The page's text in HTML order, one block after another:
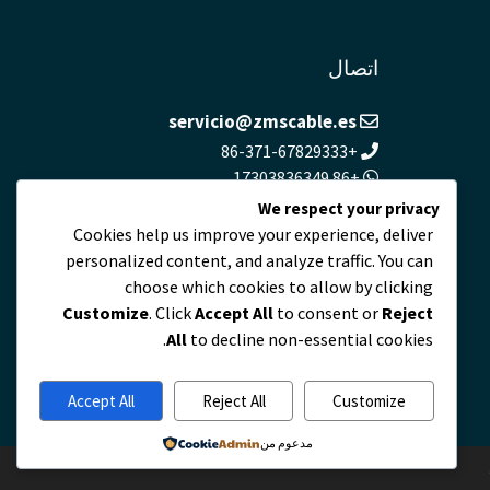
اتصال
servicio@zmscable.es
+86-371-67829333
+86 17303836349
بلازا دي كايكوان, تشنغتشو, الصين
We respect your privacy
Cookies help us improve your experience, deliver
personalized content, and analyze traffic. You can
choose which cookies to allow by clicking
Customize. ClickAccept All to consent or Reject
All to decline non-essential cookies.
Customize
Reject All
Accept All
مدعوم من